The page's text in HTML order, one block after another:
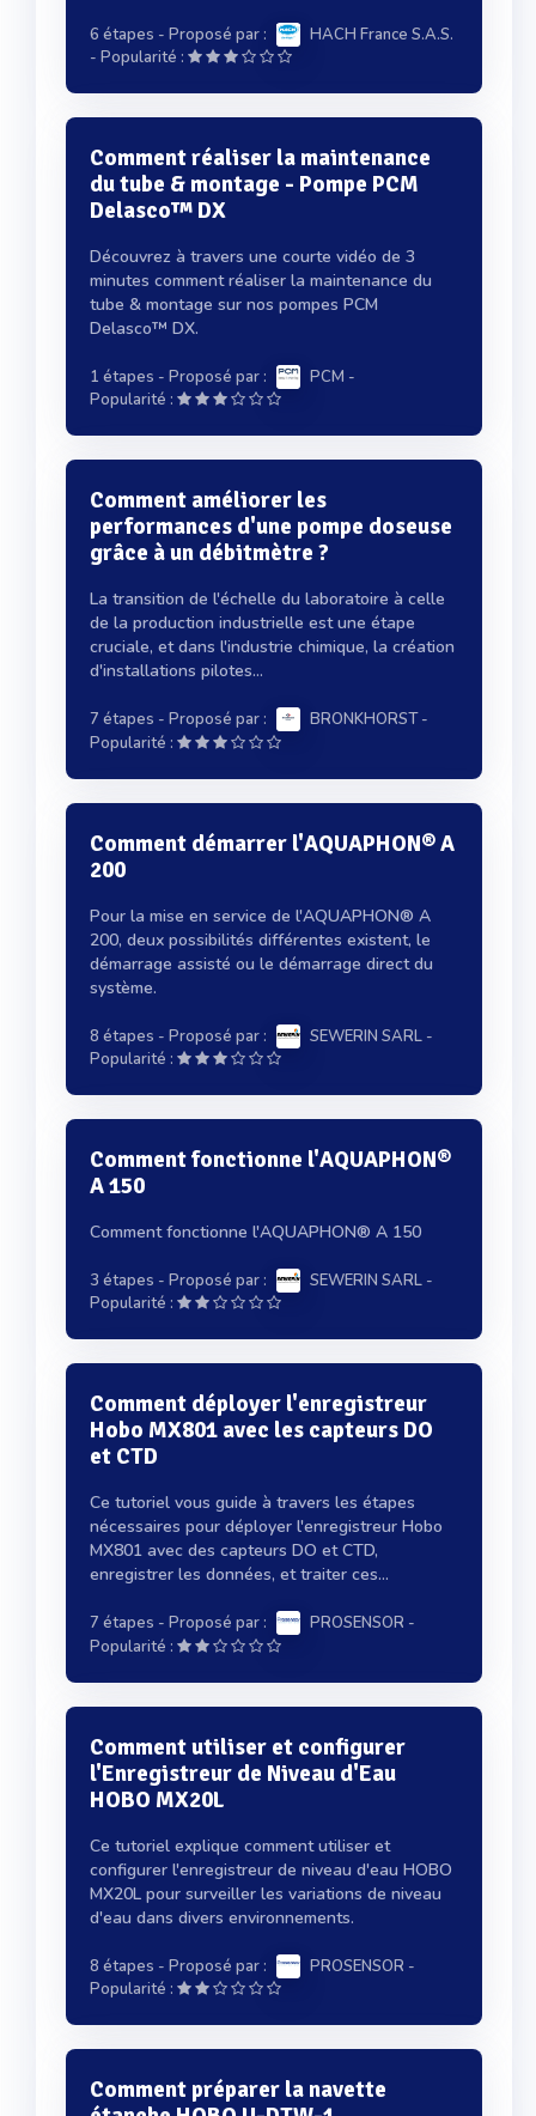
6 étapes - Proposé par :
HACH France S.A.S.
- Popularité :
Comment réaliser la maintenance
du tube & montage - Pompe PCM
Delasco™ DX
Découvrez à travers une courte vidéo de 3
minutes comment réaliser la maintenance du
tube & montage sur nos pompes PCM
Delasco™ DX.
1 étapes - Proposé par : PCM -
Popularité :
Comment améliorer les
performances d'une pompe doseuse
grâce à un débitmètre ?
La transition de l'échelle du laboratoire à celle
de la production industrielle est une étape
cruciale, et dans l'industrie chimique, la création
d'installations pilotes...
7 étapes - Proposé par : BRONKHORST -
Popularité :
Comment démarrer l'AQUAPHON® A
200
Pour la mise en service de l'AQUAPHON® A
200, deux possibilités différentes existent, le
démarrage assisté ou le démarrage direct du
système.
8 étapes - Proposé par : SEWERIN SARL -
Popularité :
Comment fonctionne l'AQUAPHON®
A 150
Comment fonctionne l'AQUAPHON® A 150
3 étapes - Proposé par : SEWERIN SARL -
Popularité :
Comment déployer l'enregistreur
Hobo MX801 avec les capteurs DO
et CTD
Ce tutoriel vous guide à travers les étapes
nécessaires pour déployer l'enregistreur Hobo
MX801 avec des capteurs DO et CTD,
enregistrer les données, et traiter ces...
7 étapes - Proposé par : PROSENSOR -
Popularité :
Comment utiliser et configurer
l'Enregistreur de Niveau d'Eau
HOBO MX20L
Ce tutoriel explique comment utiliser et
configurer l'enregistreur de niveau d'eau HOBO
MX20L pour surveiller les variations de niveau
d'eau dans divers environnements.
8 étapes - Proposé par : PROSENSOR -
Popularité :
Comment préparer la navette